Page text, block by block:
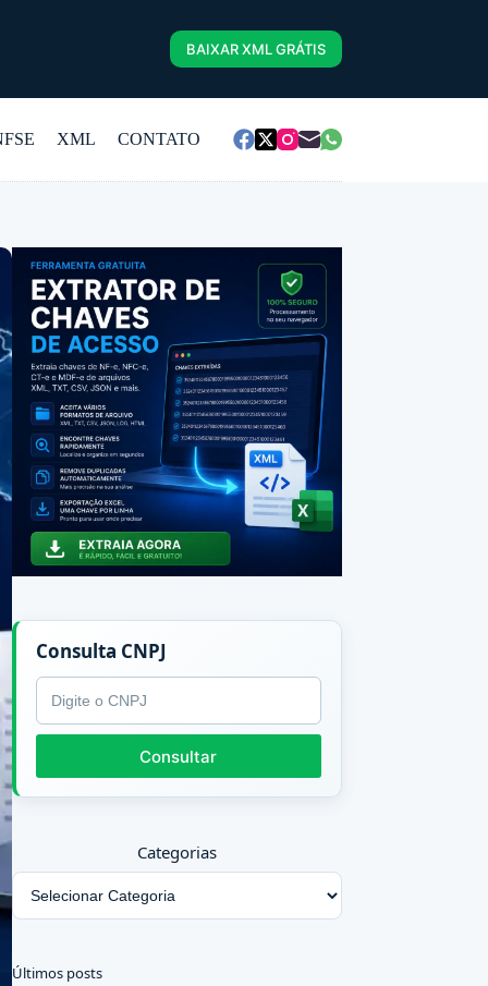
BAIXAR XML GRÁTIS
XML CONTATO
Consulta CNPJ
CNPJ
Consultar
Categorias
Últimos posts